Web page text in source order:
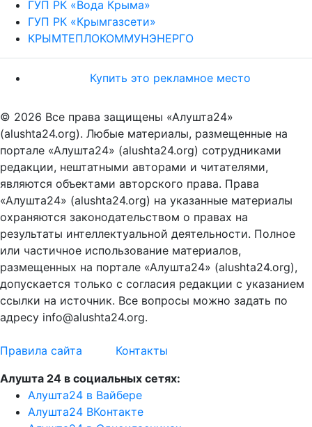
ГУП РК «Вода Крыма»
ГУП РК «Крымгазсети»
КРЫМТЕПЛОКОММУНЭНЕРГО
Купить это рекламное место
© 2026 Все права защищены «Алушта24»
(alushta24.org). Любые материалы, размещенные на
портале «Алушта24» (alushta24.org) сотрудниками
редакции, нештатными авторами и читателями,
являются объектами авторского права. Права
«Алушта24» (alushta24.org) на указанные материалы
охраняются законодательством о правах на
результаты интеллектуальной деятельности. Полное
или частичное использование материалов,
размещенных на портале «Алушта24» (alushta24.org),
допускается только с согласия редакции с указанием
ссылки на источник. Все вопросы можно задать по
адресу info@alushta24.org.
Правила сайта
Контакты
Алушта 24 в социальных сетях:
Алушта24 в Вайбере
Алушта24 ВКонтакте